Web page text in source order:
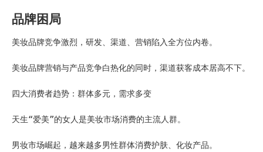
品牌困局
美妆品牌竞争激烈，研发、渠道、营销陷入全方位内卷。
美妆品牌营销与产品竞争白热化的同时，渠道获客成本居高不下。
四大消费者趋势：群体多元，需求多变
天生“爱美”的女人是美妆市场消费的主流人群。
男妆市场崛起，越来越多男性群体消费护肤、化妆产品。